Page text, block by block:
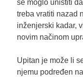
se moglo uništiti
treba vratiti nazad
inženjerski kadar,
novim načinom
Upitan je može li
njemu podređen